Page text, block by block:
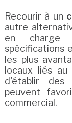
Recourir à un
autre
en charge
spécifications
les plus
locaux liés
d'établir des
peuvent
commercial.